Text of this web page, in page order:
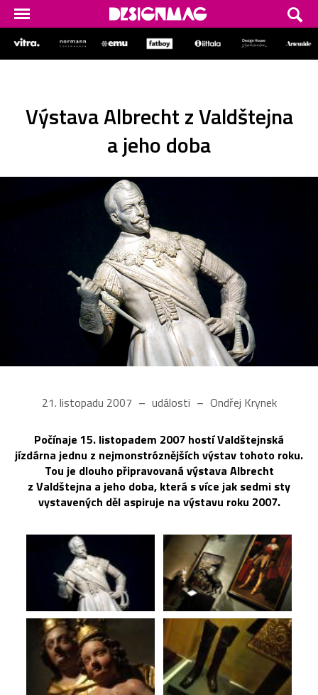
Výstava Albrecht z Valdštejna
a jeho doba
21. listopadu 2007 události Ondřej Krynek
Počínaje 15. listopadem 2007 hostí Valdštejnská
jízdárna jednu z nejmonstróznějších výstav tohoto roku.
Tou je dlouho připravovaná výstava Albrecht
z Valdštejna a jeho doba, která s více jak sedmi sty
vystavených děl aspiruje na výstavu roku 2007.